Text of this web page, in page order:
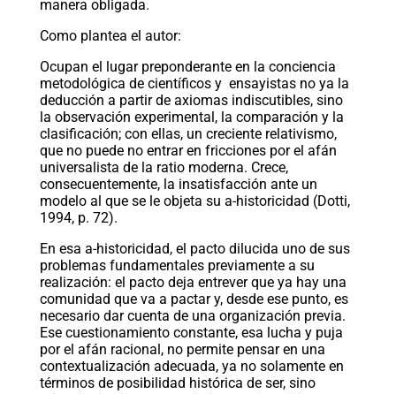
manera obligada.
Como plantea el autor:
Ocupan el lugar preponderante en la conciencia
metodológica de científicos y ensayistas no ya la
deducción a partir de axiomas indiscutibles, sino
la observación experimental, la comparación y la
clasificación; con ellas, un creciente relativismo,
que no puede no entrar en fricciones por el afán
universalista de la ratio moderna. Crece,
consecuentemente, la insatisfacción ante un
modelo al que se le objeta su a-historicidad (Dotti,
1994, p. 72).
En esa a-historicidad, el pacto dilucida uno de sus
problemas fundamentales previamente a su
realización: el pacto deja entrever que ya hay una
comunidad que va a pactar y, desde ese punto, es
necesario dar cuenta de una organización previa.
Ese cuestionamiento constante, esa lucha y puja
por el afán racional, no permite pensar en una
contextualización adecuada, ya no solamente en
términos de posibilidad histórica de ser, sino